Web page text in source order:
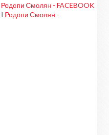
Родопи Смолян - FACEBOOK
I Родопи Смолян -